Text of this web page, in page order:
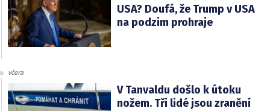
USA? Doufá, že Trump v USA
na podzim prohraje
včera
V Tanvaldu došlo k útoku
nožem. Tři lidé jsou zranění